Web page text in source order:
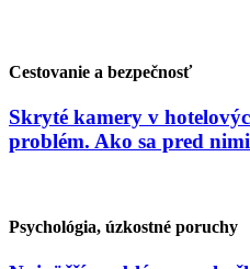
Cestovanie a bezpečnosť
Skryté kamery v
problém. Ako sa pred
Psychológia, úzkostné poruchy